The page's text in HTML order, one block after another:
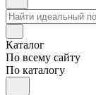
Каталог
По всему сайту
По каталогу